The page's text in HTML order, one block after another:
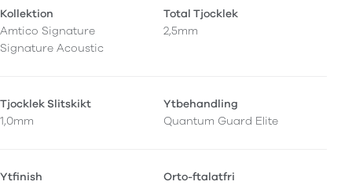
Kollektion
Amtico Signature
Signature Acoustic
Total Tjocklek
2,5mm
Tjocklek Slitskikt
1,0mm
Ytbehandling
Quantum Guard Elite
Ytfinish
Orto-ftalatfri